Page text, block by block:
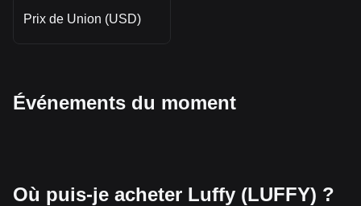
Prix de Union (USD)
Événements du moment
Où puis-je acheter Luffy (LUFFY) ?